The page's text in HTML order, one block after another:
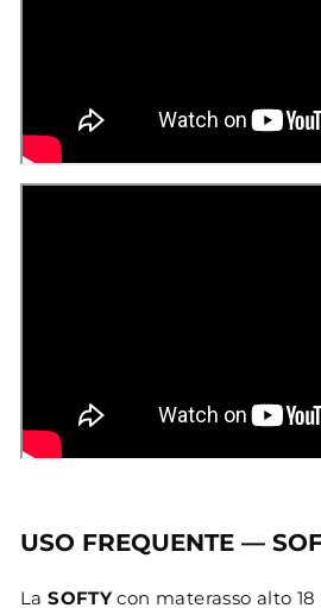
USO FREQUENTE —
LaSOFTYcon materasso alto